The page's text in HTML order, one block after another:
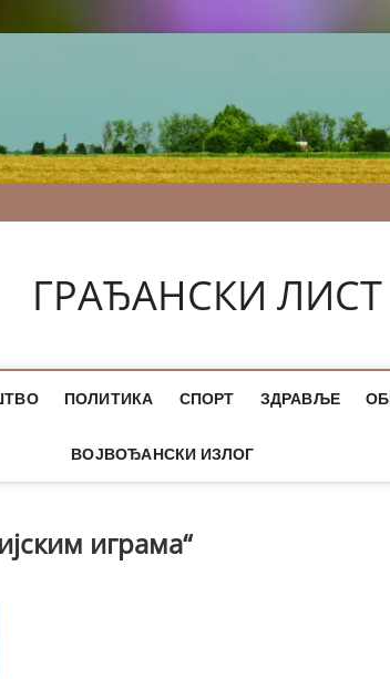
ГРАЂАНСКИ ЛИСТ
ПОЛИТИКА СПОРТ ЗДРАВЉЕ
ВОЈВОЂАНСКИ ИЗЛОГ
играма“